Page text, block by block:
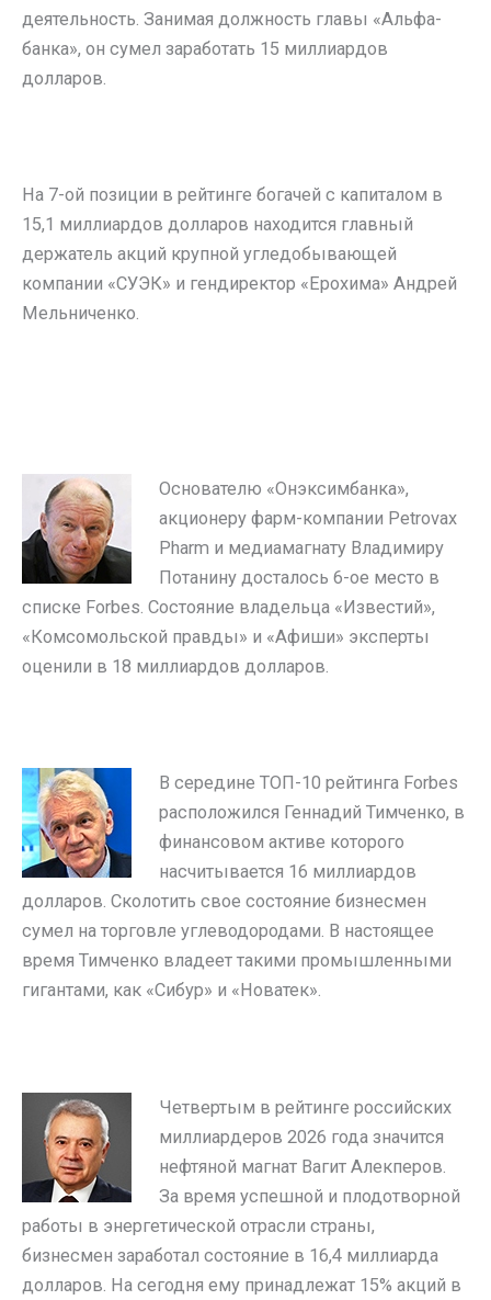
деятельность. Занимая должность главы «Альфа-
банка», он сумел заработать 15 миллиардов
долларов.
На 7-ой позиции в рейтинге богачей с капиталом в
15,1 миллиардов долларов находится главный
держатель акций крупной угледобывающей
компании «СУЭК» и гендиректор «Ерохима» Андрей
Мельниченко.
Основателю «Онэксимбанка»,
акционеру фарм-компании Petrovax
Pharm и медиамагнату Владимиру
Потанину досталось 6-ое место в
списке Forbes. Состояние владельца «Известий»,
«Комсомольской правды» и «Афиши» эксперты
оценили в 18 миллиардов долларов.
В середине ТОП-10 рейтинга Forbes
расположился Геннадий Тимченко, в
финансовом активе которого
насчитывается 16 миллиардов
долларов. Сколотить свое состояние бизнесмен
сумел на торговле углеводородами. В настоящее
время Тимченко владеет такими промышленными
гигантами, как «Сибур» и «Новатек».
Четвертым в рейтинге российских
миллиардеров 2026 года значится
нефтяной магнат Вагит Алекперов.
За время успешной и плодотворной
работы в энергетической отрасли страны,
бизнесмен заработал состояние в 16,4 миллиарда
долларов. На сегодня ему принадлежат 15% акций в